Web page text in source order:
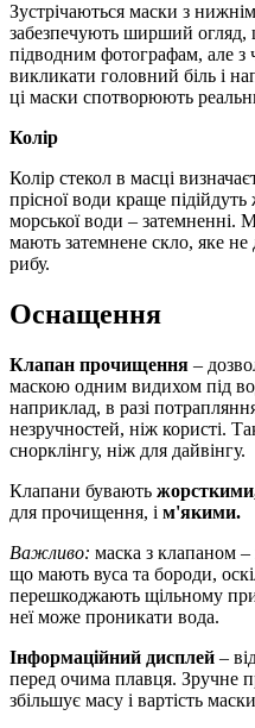
Зустрічаються маски з
забезпечують ширший огляд,
підводним фотографам, але з
викликати головний біль і
ці маски спотворюють
Колір
Колір стекол в масці
прісної води краще підійдуть
морської води – затемненні.
мають затемнене скло, яке не
рибу.
Оснащення
Клапан прочищення –
маскою одним видихом під
наприклад, в разі
незручностей, ніж користі.
снорклінгу, ніж для дайвінгу.
Клапани бувають
для прочищення, і м'якими.
Важливо: маска з клапаном –
що мають вуса та бороди,
перешкоджають щільному
неї може проникати вода.
Інформаційний дисплей –
перед очима плавця. Зручне
збільшує масу і вартість